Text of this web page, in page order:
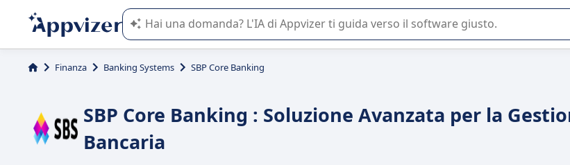
L'IA di Appvizer vi guida nell'utilizzo o nella scelta di un software SaaS per la vostra azienda.
Finanza Banking Systems SBP Core Banking
SBP Core Banking : Soluzione Avanzata per la
Bancaria